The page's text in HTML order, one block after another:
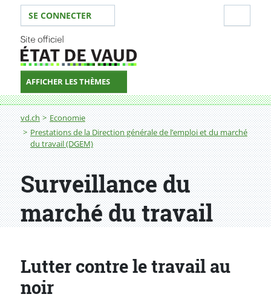
Votre identité
SE CONNECTER
AFFICHER LES THÈMES
Fil d'Ariane
vd.ch
Economie
Prestations de la Direction générale de l’emploi et du marché
du travail (DGEM)
Surveillance du marché du travail
Surveillance du
marché du travail
Lutter contre le travail au
noir